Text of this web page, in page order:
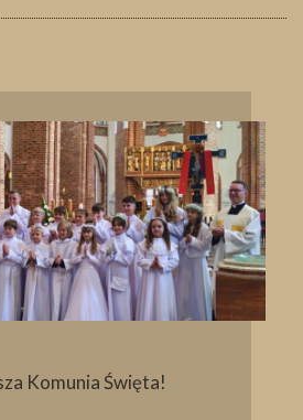
Komunia Święta!